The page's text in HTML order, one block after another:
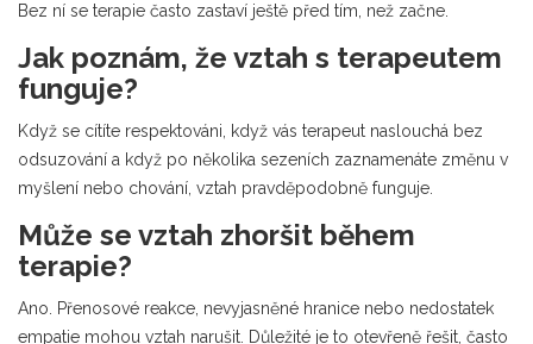
Bez ní se terapie často zastaví ještě před tím, než začne.
Jak poznám, že vztah s terapeutem
funguje?
Když se cítíte respektováni, když vás terapeut naslouchá bez
odsuzování a když po několika sezeních zaznamenáte změnu v
myšlení nebo chování, vztah pravděpodobně funguje.
Může se vztah zhoršit během
terapie?
Ano. Přenosové reakce, nevyjasněné hranice nebo nedostatek
empatie mohou vztah narušit. Důležité je to otevřeně řešit, často